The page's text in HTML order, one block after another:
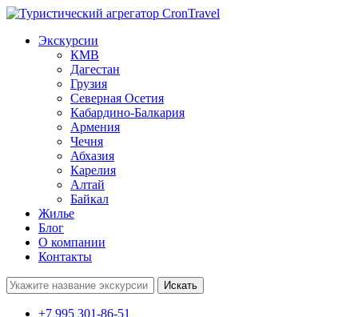
Экскурсии
КМВ
Дагестан
Грузия
Северная Осетия
Кабардино-Балкария
Армения
Чечня
Абхазия
Карелия
Алтай
Байкал
Жилье
Блог
О компании
Контакты
Поиск:
+7 995 301-86-51